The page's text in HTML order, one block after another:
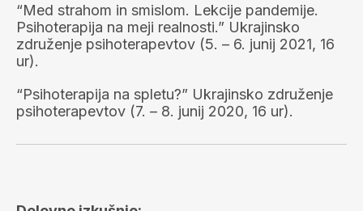
“Med strahom in smislom. Lekcije pandemije.
Psihoterapija na meji realnosti.” Ukrajinsko
združenje psihoterapevtov (5. – 6. junij 2021, 16
ur).
“Psihoterapija na spletu?” Ukrajinsko združenje
psihoterapevtov (7. – 8. junij 2020, 16 ur).